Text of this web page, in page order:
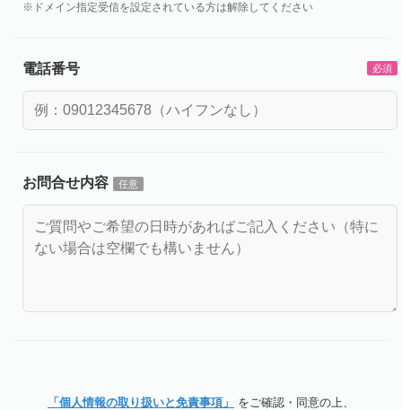
※ドメイン指定受信を設定されている方は解除してください
電話番号 必須
お問合せ内容 任意
「個人情報の取り扱いと免責事項」
をご確認・同意の上、